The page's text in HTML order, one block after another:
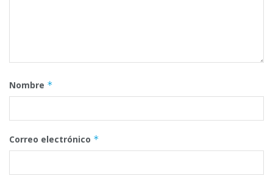
Nombre *
Correo electrónico *